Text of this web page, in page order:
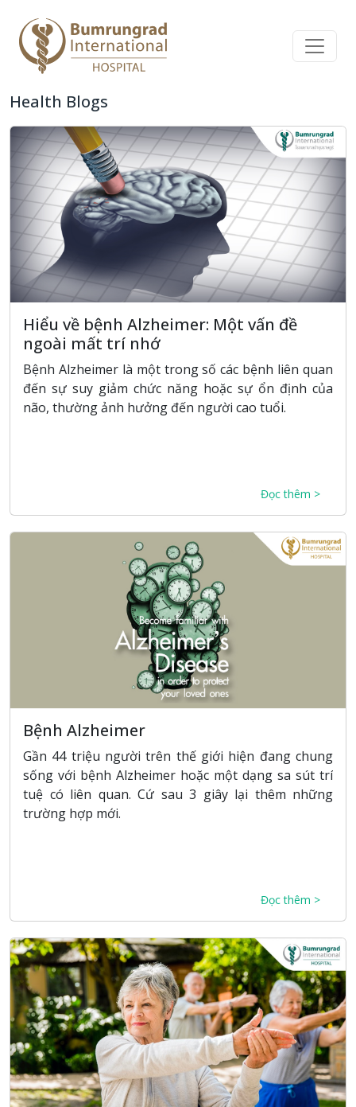
Health Blogs
Hiểu về bệnh Alzheimer: Một vấn đề
ngoài mất trí nhớ
Bệnh Alzheimer là một trong số các bệnh liên quan
đến sự suy giảm chức năng hoặc sự ổn định của
não, thường ảnh hưởng đến người cao tuổi.
Đọc thêm >
Bệnh Alzheimer
Gần 44 triệu người trên thế giới hiện đang chung
sống với bệnh Alzheimer hoặc một dạng sa sút trí
tuệ có liên quan. Cứ sau 3 giây lại thêm những
trường hợp mới.
Đọc thêm >